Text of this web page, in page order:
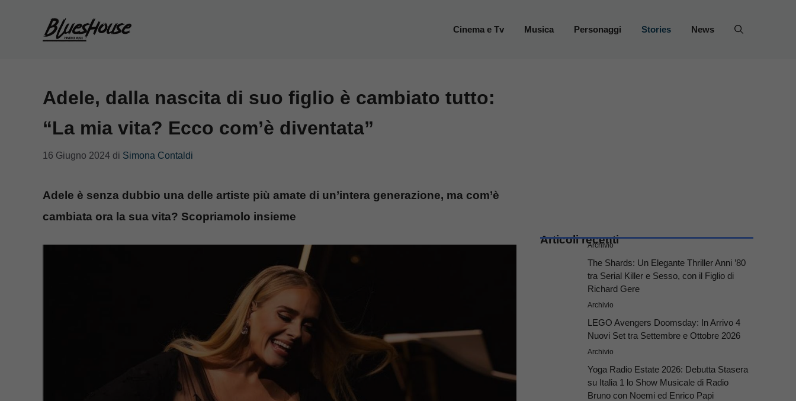
Cinema e Tv Musica Personaggi Stories News
Adele, dalla nascita di suo figlio è cambiato tutto:
“La mia vita? Ecco com’è diventata”
16 Giugno 2024 di Simona Contaldi
Adele è senza dubbio una delle artiste più amate di un’intera generazione, ma com’è
cambiata ora la sua vita? Scopriamolo insieme
Articoli recenti
Archivio
The Shards: Un Elegante Thriller Anni ’80
tra Serial Killer e Sesso, con il Figlio di
Richard Gere
Archivio
LEGO Avengers Doomsday: In Arrivo 4
Nuovi Set tra Settembre e Ottobre 2026
Archivio
Yoga Radio Estate 2026: Debutta Stasera
su Italia 1 lo Show Musicale di Radio
Bruno con Noemi ed Enrico Papi